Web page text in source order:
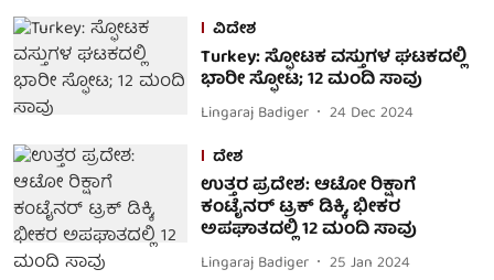
ವಿದೇಶ
Turkey: ಸ್ಫೋಟಕ ವಸ್ತುಗಳ ಘಟಕದಲ್ಲಿ
ಭಾರೀ ಸ್ಫೋಟ; 12 ಮಂದಿ ಸಾವು
Lingaraj Badiger
24 Dec 2024
ದೇಶ
ಉತ್ತರ ಪ್ರದೇಶ: ಆಟೋ ರಿಕ್ಷಾಗೆ
ಕಂಟೈನರ್ ಟ್ರಕ್ ಡಿಕ್ಕಿ, ಭೀಕರ
ಅಪಘಾತದಲ್ಲಿ 12 ಮಂದಿ ಸಾವು
Lingaraj Badiger
25 Jan 2024